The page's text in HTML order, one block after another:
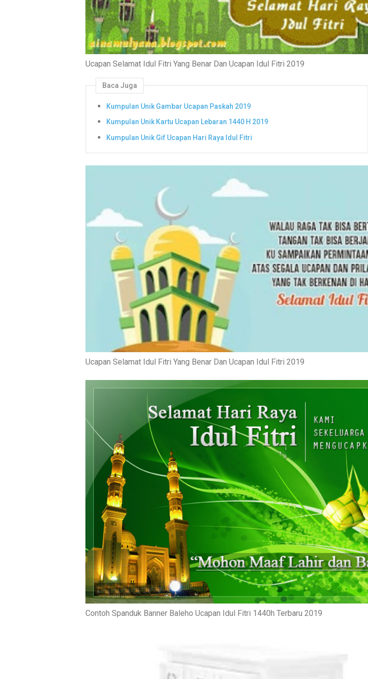
Ucapan Selamat Idul Fitri Yang Benar Dan Ucapan Idul Fitri 2019
Baca Juga
Kumpulan Unik Gambar Ucapan Paskah 2019
Kumpulan Unik Kartu Ucapan Lebaran 1440 H 2019
Kumpulan Unik Gif Ucapan Hari Raya Idul Fitri
Ucapan Selamat Idul Fitri Yang Benar Dan Ucapan Idul Fitri 2019
Contoh Spanduk Banner Baleho Ucapan Idul Fitri 1440h Terbaru 2019